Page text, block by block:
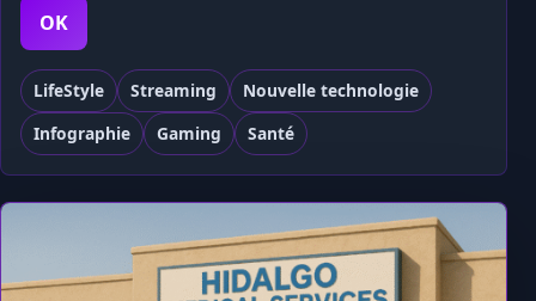
OK
LifeStyle Streaming
Nouvelle technologie
Infographie
Gaming Santé